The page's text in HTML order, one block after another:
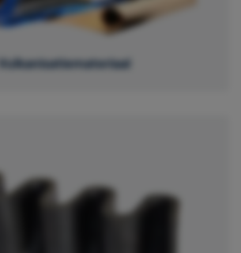
Vulkanisatiemateriaal